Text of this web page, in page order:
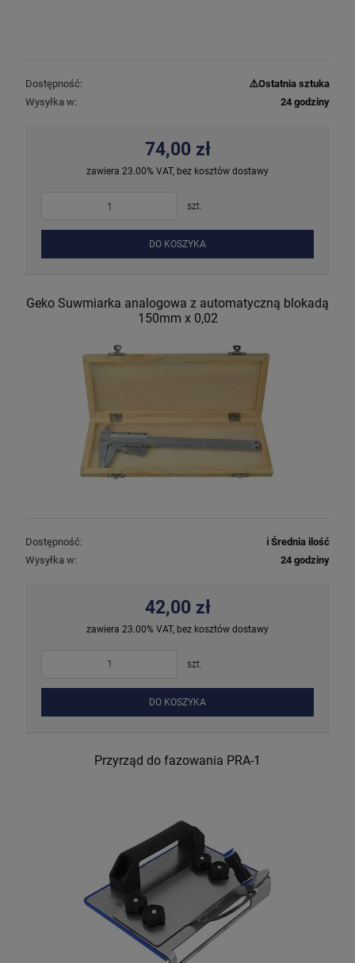
Dostępność:
⚠️Ostatnia sztuka
Wysyłka w:
24 godziny
74,00 zł
zawiera 23.00% VAT, bez kosztów dostawy
szt.
DO KOSZYKA
Geko Suwmiarka analogowa z automatyczną blokadą
150mm x 0,02
Dostępność:
ℹ️ Średnia ilość
Wysyłka w:
24 godziny
42,00 zł
zawiera 23.00% VAT, bez kosztów dostawy
szt.
DO KOSZYKA
Przyrząd do fazowania PRA-1